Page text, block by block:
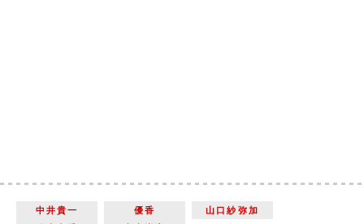
中井貴一 優香
山口紗弥加